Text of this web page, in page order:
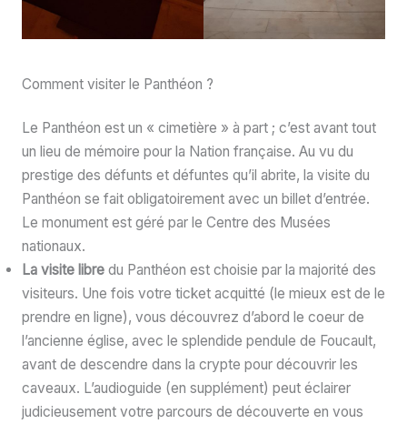
Comment visiter le Panthéon ?
Le Panthéon est un « cimetière » à part ; c’est avant tout
un lieu de mémoire pour la Nation française. Au vu du
prestige des défunts et défuntes qu’il abrite, la visite du
Panthéon se fait obligatoirement avec un billet d’entrée.
Le monument est géré par le Centre des Musées
nationaux.
La visite libredu Panthéon est choisie par la majorité des
visiteurs. Une fois votre ticket acquitté (le mieux est de le
prendre en ligne), vous découvrez d’abord le coeur de
l’ancienne église, avec le splendide pendule de Foucault,
avant de descendre dans la crypte pour découvrir les
caveaux. L’audioguide (en supplément) peut éclairer
judicieusement votre parcours de découverte en vous